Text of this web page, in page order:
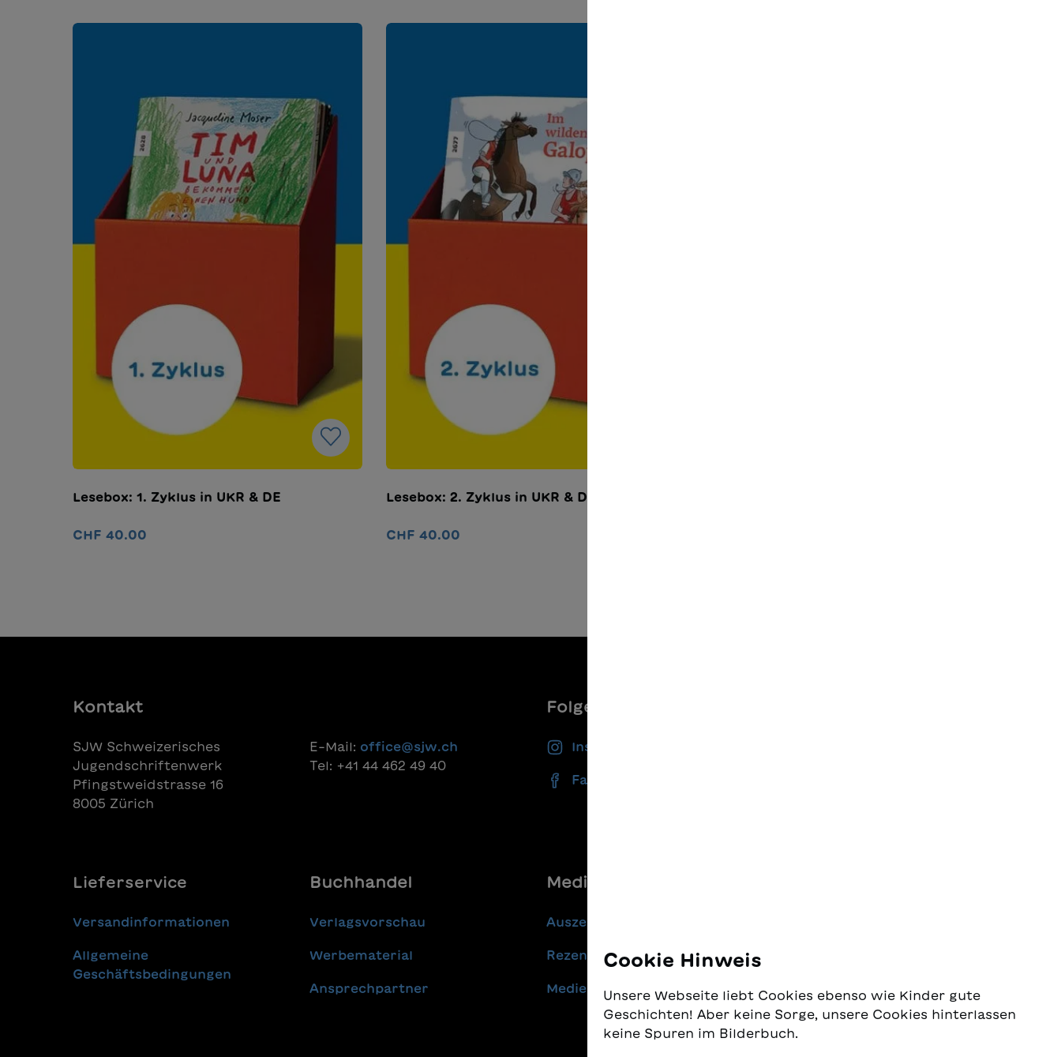
Lesebox: 1. Zyklus in UKR & DE
CHF 40.00
Lesebox: 2. Zyklus in UKR & DE
CHF 40.00
Kontakt
SJW Schweizerisches
Jugendschriftenwerk
Pfingstweidstrasse 16
8005 Zürich
E-Mail: office@sjw.ch
Tel: +41 44 462 49 40
Folgen Sie uns
Instagram
Facebook
Lieferservice
Versandinformationen
Allgemeine
Geschäftsbedingungen
Buchhandel
Verlagsvorschau
Werbematerial
Ansprechpartner
Media
Auszeichnungen
Rezensionen
Medienmitteilungen
Cookie Hinweis
Unsere Webseite liebt Cookies ebenso wie Kinder gute
Geschichten! Aber keine Sorge, unsere Cookies hinterlassen
keine Spuren im Bilderbuch.